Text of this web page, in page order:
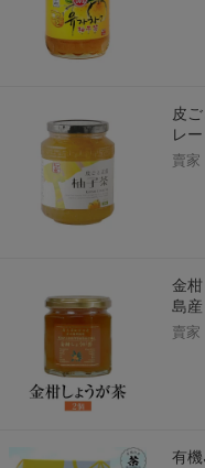
活動期間：
2026年8月1日上午00:00開始
，系統會
本月簽到活動最多可獲得「
會員需完成手機認證才可參加
Letao Dollar使用規則：
Letao Dollar使用期限至發放後
Letao Dollar不可用於購買商
類現金商品、日本寄日本之訂
使用Letao Dollar之委託單，
Dollar使用期限不會延長。
Letao 保有所有變更、修改或
皮
レ
賣家
金
島
賣家
有